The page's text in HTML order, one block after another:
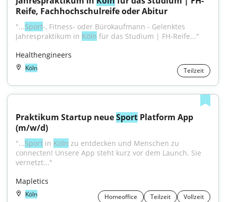
Reife, Fachhochschulreife oder Abitur
"...Sport-, Fitness- oder Bürokaufmann - Gelenktes
Jahrespraktikum in Köln für das Studium | FH-Reife..."
Healthengineers
Köln Teilzeit
Praktikum Startup neue Sport Platform App
(m/w/d)
"...Sport in Köln zu entdecken und Menschen zu
connecten! Unsere App steht kurz vor dem Launch. Sie
vernetzt..."
Mapletics
Köln Homeoffice Teilzeit Vollzeit